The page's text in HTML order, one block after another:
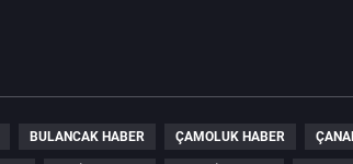
BULANCAK HABER ÇAMOLUK HABER